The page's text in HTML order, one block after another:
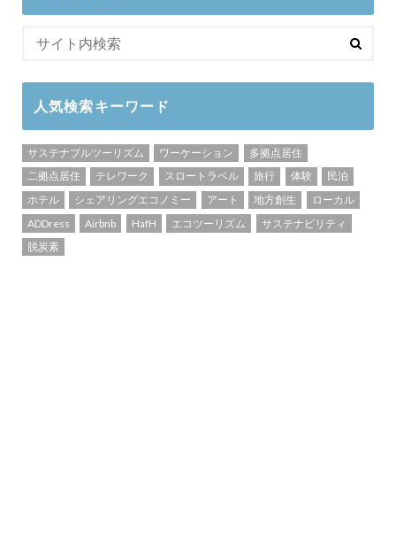
人気検索キーワード
サステナブルツーリズム ワーケーション
多拠点居住
二拠点居住
テレワーク スロートラベル 旅行 体験
民泊
ホテル
シェアリングエコノミー アート 地方創生
ローカル
ADDress
Airbnb HafH エコツーリズム
サステナビリティ
脱炭素